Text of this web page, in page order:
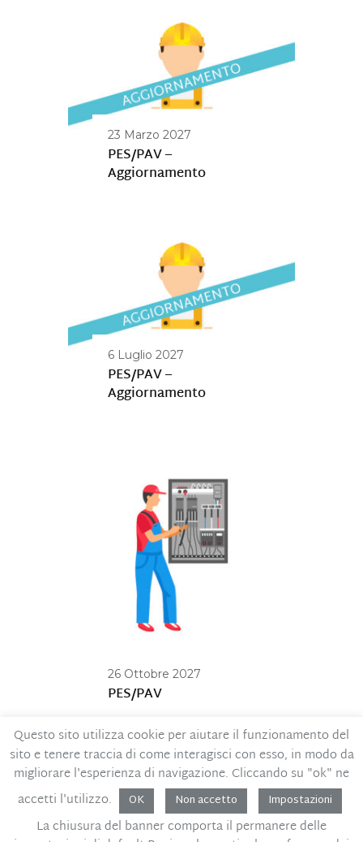
23 Marzo 2027
PES/PAV –
Aggiornamento
6 Luglio 2027
PES/PAV –
Aggiornamento
26 Ottobre 2027
PES/PAV
Contatti
Privacy Policy
Codice Etico
MOG – Parte generale
Whistleblowing
Questo sito utilizza cookie per aiutare il funzionamento del
sito e tenere traccia di come interagisci con esso, in modo da
migliorare l'esperienza di navigazione. Cliccando su "ok" ne
accetti l'utilizzo.
OK Non accetto Impostazioni
La chiusura del banner comporta il permanere delle